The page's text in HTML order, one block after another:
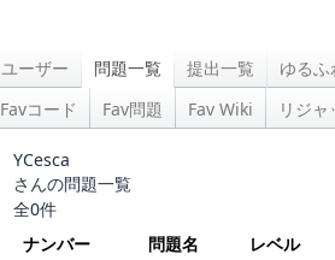
ユーザー 問題一覧 提出一覧
ゆる
Favコード
Fav問題 Fav Wiki リジ
YCesca
さんの問題一覧
全0件
ナンバー
問題名 レベル